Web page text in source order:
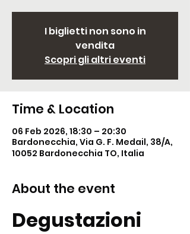
I biglietti non sono in
vendita
Scopri gli altri eventi
Time & Location
06 Feb 2026, 18:30 – 20:30
Bardonecchia, Via G. F. Medail, 38/A,
10052 Bardonecchia TO, Italia
About the event
Degustazioni